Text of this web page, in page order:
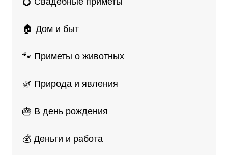
🏠 Дом и быт
🐾 Приметы о животных
🌿 Природа и явления
🎂 В день рождения
💰 Деньги и работа